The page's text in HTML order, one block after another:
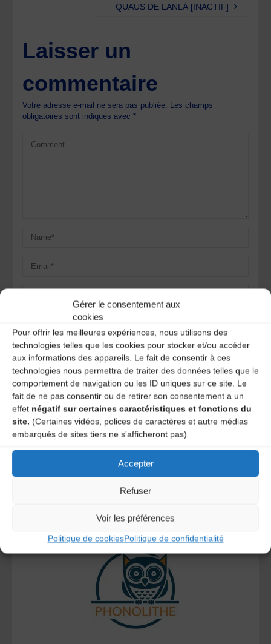
Gérer le consentement aux
cookies
Pour offrir les meilleures expériences, nous utilisons des
technologies telles que les cookies pour stocker et/ou accéder
aux informations des appareils. Le fait de consentir à ces
technologies nous permettra de traiter des données telles que le
comportement de navigation ou les ID uniques sur ce site. Le
fait de ne pas consentir ou de retirer son consentement a un
effet négatif sur certaines caractéristiques et fonctions du
site. (Certaines vidéos, polices de caractères et autre médias
embarqués de sites tiers ne s'afficheront pas)
Accepter
Refuser
Voir les préférences
Politique de cookiesPolitique de confidentialité
QUAUS DE LANLÀ [INACTIF]
Laisser un
commentaire
Votre adresse e-mail ne sera pas publiée. Les champs
obligatoires sont indiqués avec*
Save my name, email, and site URL in my browser for next
time I post a comment.
Ce site utilise Akismet pour réduire les indésirables.En
savoir plus sur la façon dont les données de vos
commentaires sont traitées .
A DECOUVRIR :